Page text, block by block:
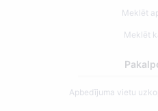
Meklēt
Meklēt
Apbedījuma vietu